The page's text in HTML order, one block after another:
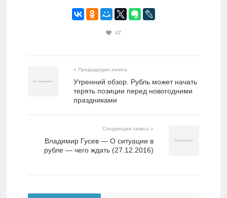
47
« Предыдущая запись
Утренний обзор. Рубль может начать
терять позиции перед новогодними
праздниками
Следующая запись »
Владимир Гусев — О ситуации в
рубле — чего ждать (27.12.2016)